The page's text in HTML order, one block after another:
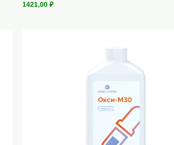
1421,00 ₽